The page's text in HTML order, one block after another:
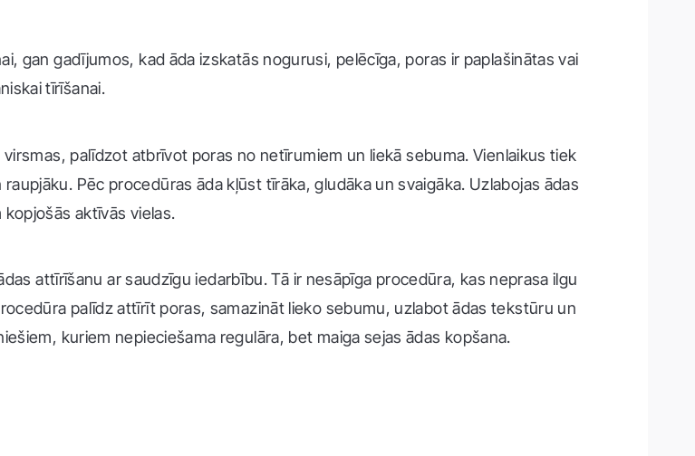
gan gadījumos, kad āda izskatās nogurusi, pelēcīga, poras ir paplašinātas vai
tīrīšanai.
palīdzot atbrīvot poras no netīrumiem un liekā sebuma. Vienlaikus tiek
Pēc procedūras āda kļūst tīrāka, gludāka un svaigāka. Uzlabojas ādas
aktīvās vielas.
attīrīšanu ar saudzīgu iedarbību. Tā ir nesāpīga procedūra, kas neprasa ilgu
palīdz attīrīt poras, samazināt lieko sebumu, uzlabot ādas tekstūru un
kuriem nepieciešama regulāra, bet maiga sejas ādas kopšana.